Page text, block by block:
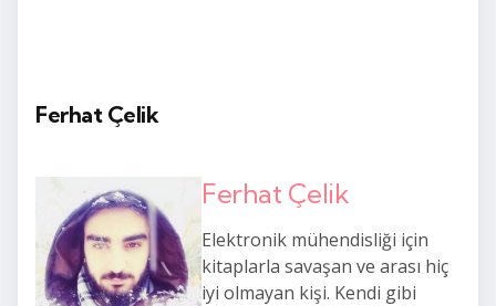
Ferhat Çelik
Ferhat Çelik
Elektronik mühendisliği için
kitaplarla savaşan ve arası hiç
iyi olmayan kişi. Kendi gibi